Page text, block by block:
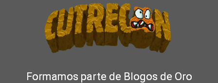
Formamos parte de Blogos de Oro